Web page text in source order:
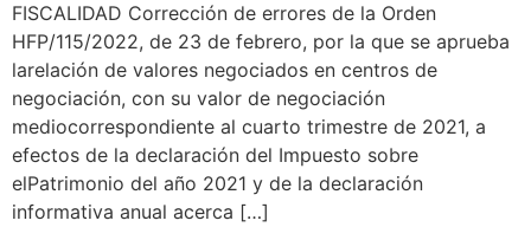
FISCALIDAD Corrección de errores de la Orden
HFP/115/2022, de 23 de febrero, por la que se aprueba
larelación de valores negociados en centros de
negociación, con su valor de negociación
mediocorrespondiente al cuarto trimestre de 2021, a
efectos de la declaración del Impuesto sobre
elPatrimonio del año 2021 y de la declaración
informativa anual acerca […]